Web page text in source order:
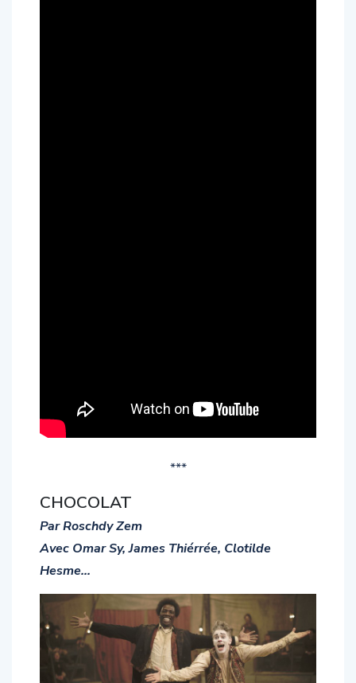
***
CHOCOLAT
Par Roschdy Zem
Avec Omar Sy, James Thiérrée, Clotilde
Hesme…